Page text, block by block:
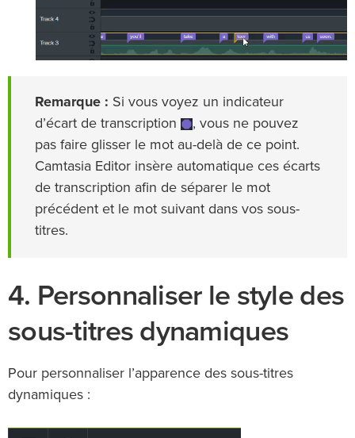
Remarque : Si vous voyez un indicateur
d’écart de transcription
, vous ne pouvez
pas faire glisser le mot au-delà de ce point.
Camtasia Editor insère automatique ces écarts
de transcription afin de séparer le mot
précédent et le mot suivant dans vos sous-
titres.
4. Personnaliser le style des
sous-titres dynamiques
Pour personnaliser l’apparence des sous-titres
dynamiques :